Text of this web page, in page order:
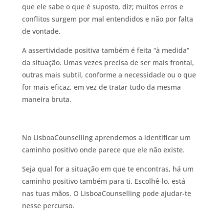
que ele sabe o que é suposto, diz; muitos erros e
conflitos surgem por mal entendidos e não por falta
de vontade.
A assertividade positiva também é feita “à medida”
da situação. Umas vezes precisa de ser mais frontal,
outras mais subtil, conforme a necessidade ou o que
for mais eficaz, em vez de tratar tudo da mesma
maneira bruta.
No LisboaCounselling aprendemos a identificar um
caminho positivo onde parece que ele não existe.
Seja qual for a situação em que te encontras, há um
caminho positivo também para ti. Escolhê-lo, está
nas tuas mãos. O LisboaCounselling pode ajudar-te
nesse percurso.